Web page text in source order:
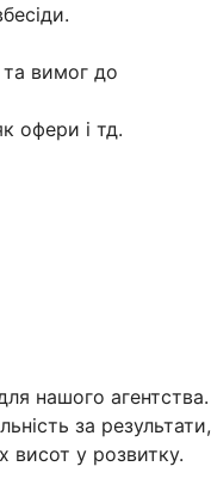
та вимог до
офери і тд.
нашого агентства.
за результати,
висот у розвитку.